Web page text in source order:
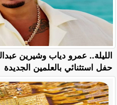
الليلة.. عمرو دياب وشيرين
حفل استثنائي بالعلمين الجديدة